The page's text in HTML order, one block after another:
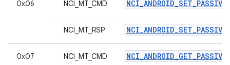
0x06 NCI_MT_CMD
NCI_MT_RSP
0x07 NCI_MT_CMD